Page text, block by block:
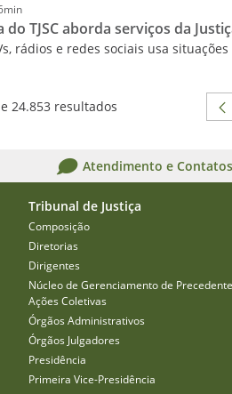
TJSC aborda serviços da
rádios e redes sociais usa
24.853 resultados
Atendimento e Contatos
Tribunal de Justiça
Composição
Diretorias
Dirigentes
Núcleo de Gerenciamento de
Ações Coletivas
Órgãos Administrativos
Órgãos Julgadores
Presidência
Primeira Vice-Presidência